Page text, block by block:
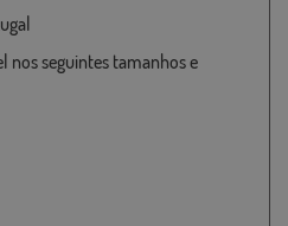
nos seguintes tamanhos e